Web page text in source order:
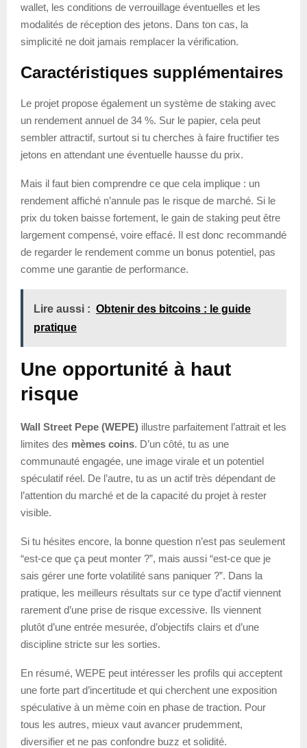
wallet, les conditions de verrouillage éventuelles et les
modalités de réception des jetons. Dans ton cas, la
simplicité ne doit jamais remplacer la vérification.
Caractéristiques supplémentaires
Le projet propose également un système de staking avec
un rendement annuel de 34 %. Sur le papier, cela peut
sembler attractif, surtout si tu cherches à faire fructifier tes
jetons en attendant une éventuelle hausse du prix.
Mais il faut bien comprendre ce que cela implique : un
rendement affiché n’annule pas le risque de marché. Si le
prix du token baisse fortement, le gain de staking peut être
largement compensé, voire effacé. Il est donc recommandé
de regarder le rendement comme un bonus potentiel, pas
comme une garantie de performance.
Lire aussi : Obtenir des bitcoins : le guide
pratique
Une opportunité à haut
risque
Wall Street Pepe (WEPE) illustre parfaitement l’attrait et les
limites des mèmes coins. D’un côté, tu as une
communauté engagée, une image virale et un potentiel
spéculatif réel. De l’autre, tu as un actif très dépendant de
l’attention du marché et de la capacité du projet à rester
visible.
Si tu hésites encore, la bonne question n’est pas seulement
“est-ce que ça peut monter ?”, mais aussi “est-ce que je
sais gérer une forte volatilité sans paniquer ?”. Dans la
pratique, les meilleurs résultats sur ce type d’actif viennent
rarement d’une prise de risque excessive. Ils viennent
plutôt d’une entrée mesurée, d’objectifs clairs et d’une
discipline stricte sur les sorties.
En résumé, WEPE peut intéresser les profils qui acceptent
une forte part d’incertitude et qui cherchent une exposition
spéculative à un mème coin en phase de traction. Pour
tous les autres, mieux vaut avancer prudemment,
diversifier et ne pas confondre buzz et solidité.